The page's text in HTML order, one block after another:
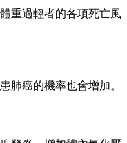
重過輕者的各項死亡風
肺癌的機率也會增加。